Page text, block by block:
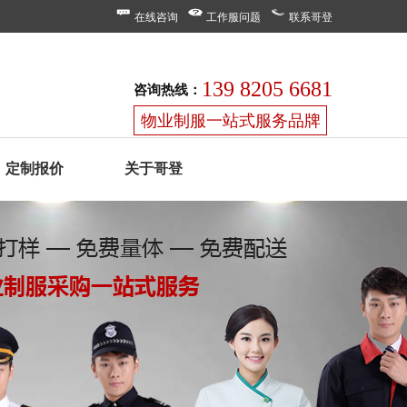
在线咨询 工作服问题 联系哥登
咨询热线： 139 8205 6681
物业制服一站式服务品牌
定制报价 关于哥登